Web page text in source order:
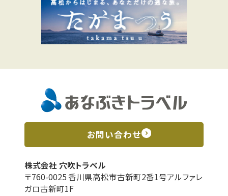
お問い合わせ
株式会社 穴吹トラベル
〒760-0025 香川県高松市古新町2番1号アルファレ
ガロ古新町1F